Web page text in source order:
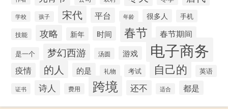
学校 孩子 宋代 平台 年龄 很多人 手机
技能 攻略 新年 时间 春节 春节期间
是一个 梦幻西游 汤圆 游戏 电子商务
疫情 的人 的是 礼物 考试 自己的 英语
证书 诗人 费用 跨境 还不 适合 都是